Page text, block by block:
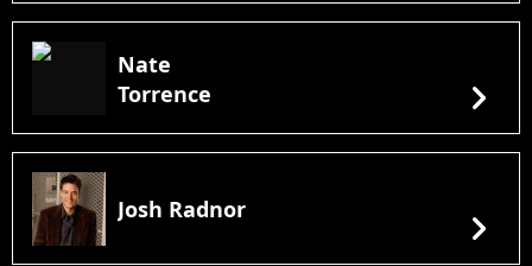
Nate
Torrence
chevron_right
Josh Radnor chevron_right